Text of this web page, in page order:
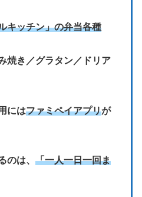
キッチン」の弁当各種
焼き／グラタン／ドリア
にはファミペイアプリが
のは、 「一人一日一回ま